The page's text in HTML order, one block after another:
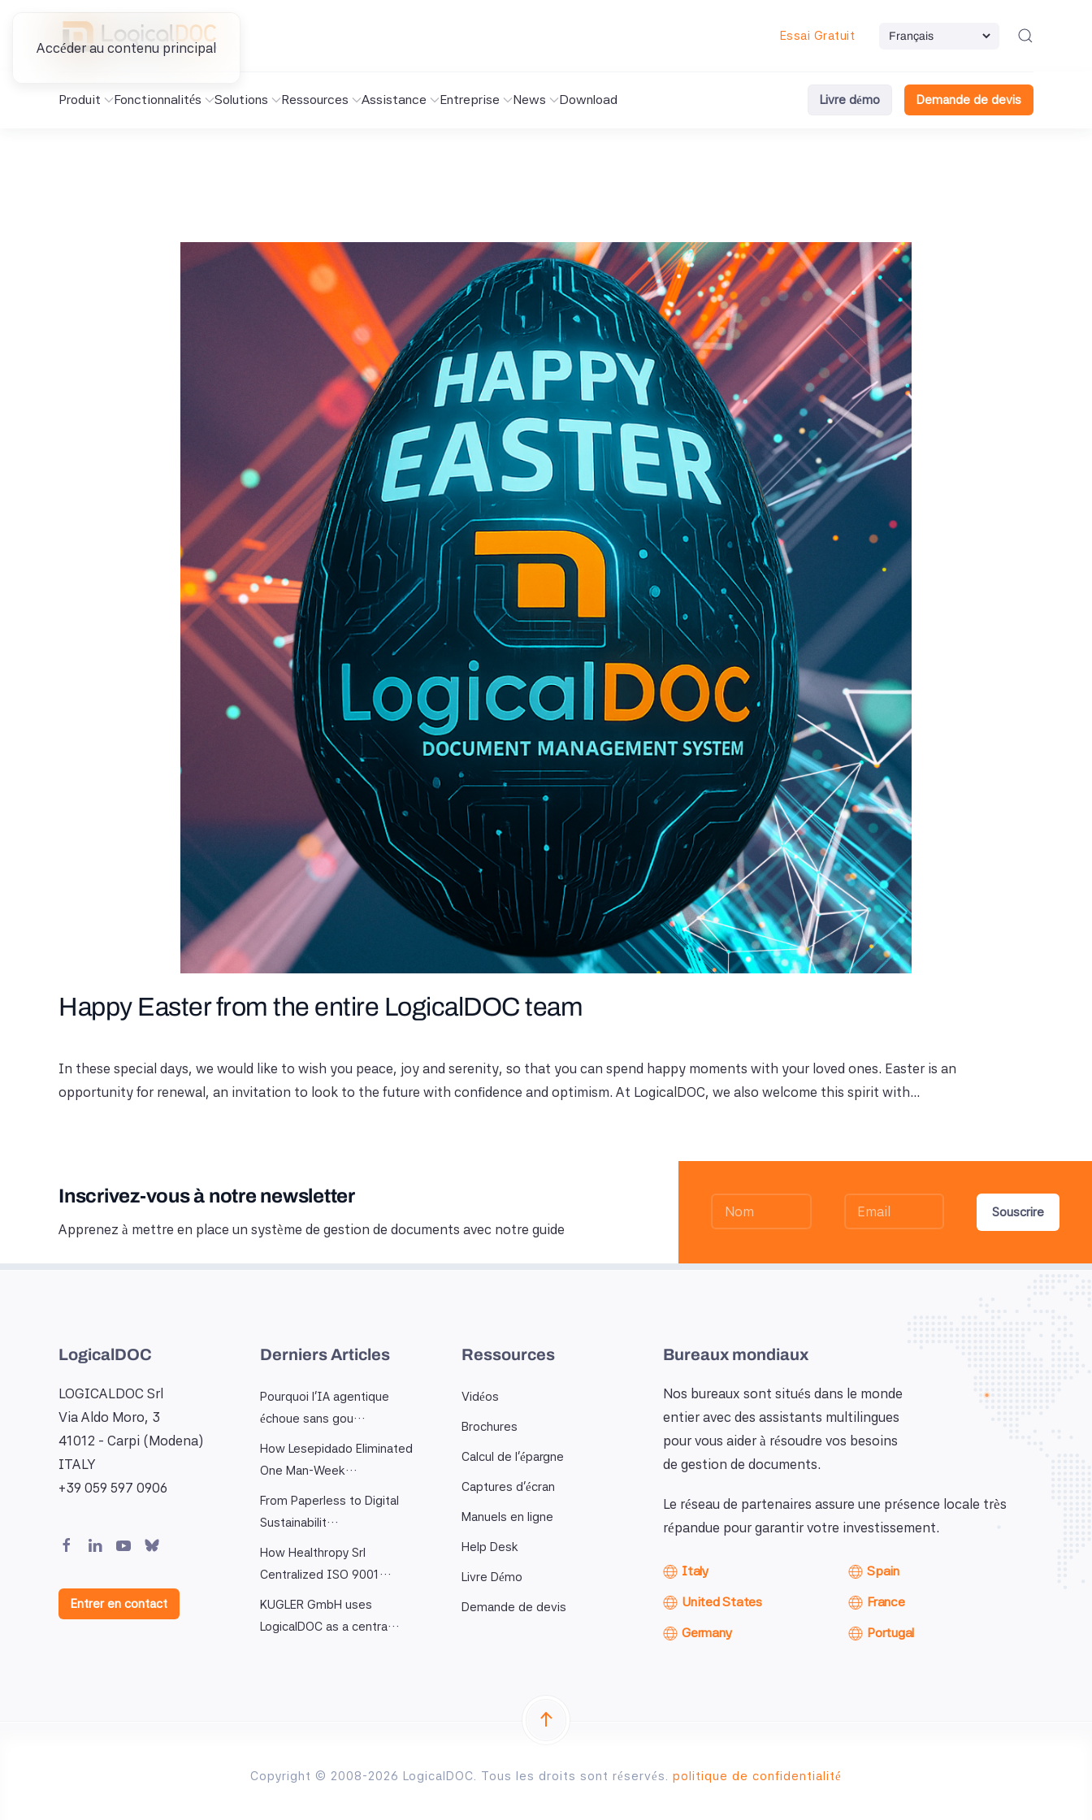
Accéder au contenu principal
Essai Gratuit
Produit Fonctionnalités Solutions Ressources Assistance Entreprise News Download Livre démo Demande de devis
Happy Easter from the entire LogicalDOC team
In these special days, we would like to wish you peace, joy and serenity, so that you can spend happy moments with your loved ones. Easter is an
opportunity for renewal, an invitation to look to the future with confidence and optimism. At LogicalDOC, we also welcome this spirit with...
Inscrivez-vous à notre newsletter
Apprenez à mettre en place un système de gestion de documents avec notre guide
Souscrire
LogicalDOC
LOGICALDOC Srl
Via Aldo Moro, 3
41012 - Carpi (Modena)
ITALY
+39 059 597 0906
Entrer en contact
Derniers Articles
Pourquoi l'IA agentique
échoue sans gou…
How Lesepidado Eliminated
One Man-Week…
From Paperless to Digital
Sustainabilit…
How Healthropy Srl
Centralized ISO 9001…
KUGLER GmbH uses
LogicalDOC as a centra…
Ressources
Vidéos
Brochures
Calcul de l'épargne
Captures d'écran
Manuels en ligne
Help Desk
Livre Démo
Demande de devis
Bureaux mondiaux
Nos bureaux sont situés dans le monde
entier avec des assistants multilingues
pour vous aider à résoudre vos besoins
de gestion de documents.
Le réseau de partenaires assure une présence locale très
répandue pour garantir votre investissement.
Italy
United States
Germany
Spain
France
Portugal
Copyright © 2008-2026 LogicalDOC. Tous les droits sont réservés. politique de confidentialité